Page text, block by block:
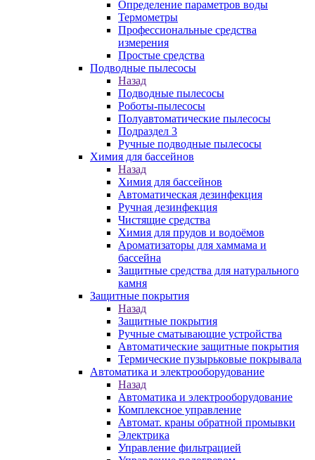
Определение параметров воды
Термометры
Профессиональные средства
измерения
Простые средства
Подводные пылесосы
Назад
Подводные пылесосы
Роботы-пылесосы
Полуавтоматические пылесосы
Подраздел 3
Ручные подводные пылесосы
Химия для бассейнов
Назад
Химия для бассейнов
Автоматическая дезинфекция
Ручная дезинфекция
Чистящие средства
Химия для прудов и водоёмов
Ароматизаторы для хаммама и
бассейна
Защитные средства для натурального
камня
Защитные покрытия
Назад
Защитные покрытия
Ручные сматывающие устройства
Автоматические защитные покрытия
Термические пузырьковые покрывала
Автоматика и электрооборудование
Назад
Автоматика и электрооборудование
Комплексное управление
Автомат. краны обратной промывки
Электрика
Управление фильтрацией